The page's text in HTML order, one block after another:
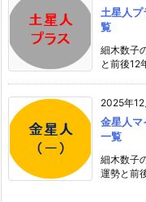
土星人
覧
細木数子
と前後12
2025年
金星人
一覧
細木数子
運勢と前